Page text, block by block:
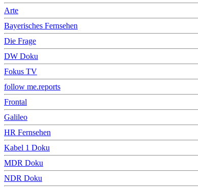
Arte
Bayerisches Fernsehen
Die Frage
DW Doku
Fokus TV
follow me.reports
Frontal
Galileo
HR Fernsehen
Kabel 1 Doku
MDR Doku
NDR Doku